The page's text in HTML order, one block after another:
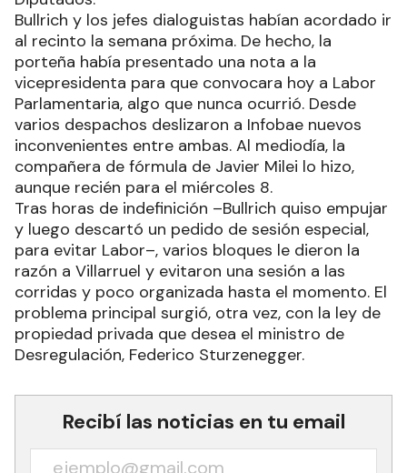
Bullrich y los jefes dialoguistas habían acordado ir
al recinto la semana próxima. De hecho, la
porteña había presentado una nota a la
vicepresidenta para que convocara hoy a Labor
Parlamentaria, algo que nunca ocurrió. Desde
varios despachos deslizaron a Infobae nuevos
inconvenientes entre ambas. Al mediodía, la
compañera de fórmula de Javier Milei lo hizo,
aunque recién para el miércoles 8.
Tras horas de indefinición –Bullrich quiso empujar
y luego descartó un pedido de sesión especial,
para evitar Labor–, varios bloques le dieron la
razón a Villarruel y evitaron una sesión a las
corridas y poco organizada hasta el momento. El
problema principal surgió, otra vez, con la ley de
propiedad privada que desea el ministro de
Desregulación, Federico Sturzenegger.
Recibí las noticias en tu email